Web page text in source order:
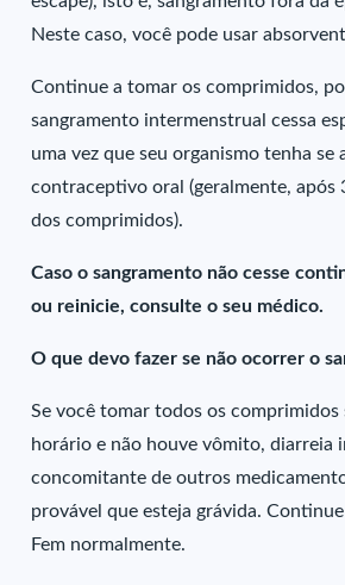
Neste caso, você pode usar
Continue a tomar os comprimidos,
sangramento intermenstrual cessa
uma vez que seu organismo tenha se
contraceptivo oral (geralmente, após
dos comprimidos).
Caso o sangramento não cesse
ou reinicie, consulte o seu médico.
O que devo fazer se não ocorrer o
Se você tomar todos os comprimidos
horário e não houve vômito, diarreia
concomitante de outros
provável que esteja grávida.
Fem normalmente.